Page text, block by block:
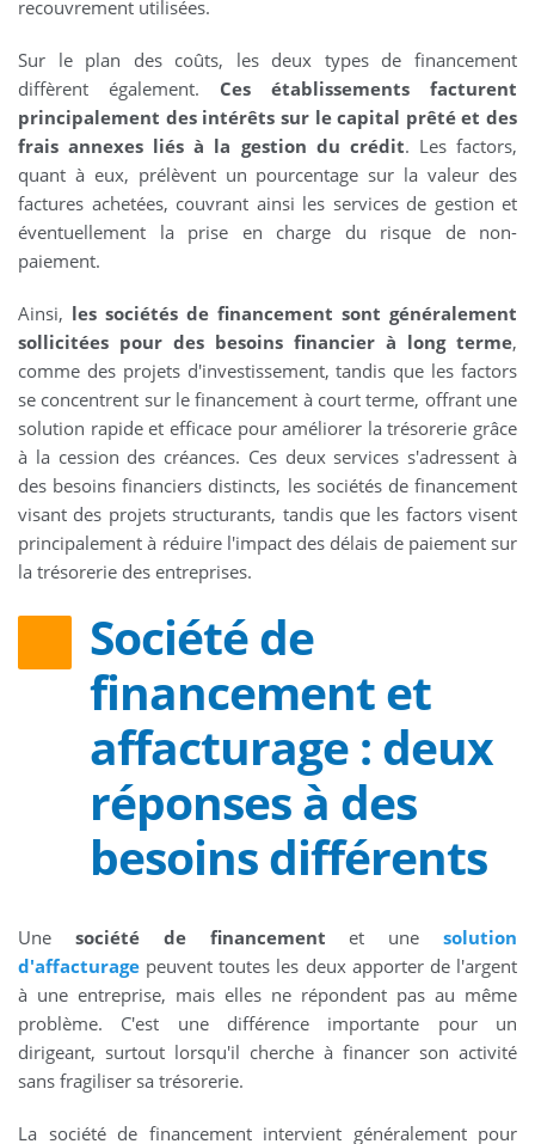
recouvrement utilisées.
Sur le plan des coûts, les deux types de financement
diffèrent également. Ces établissements facturent
principalement des intérêts sur le capital prêté et des
frais annexes liés à la gestion du crédit. Les factors,
quant à eux, prélèvent un pourcentage sur la valeur des
factures achetées, couvrant ainsi les services de gestion et
éventuellement la prise en charge du risque de non-
paiement.
Ainsi, les sociétés de financement sont généralement
sollicitées pour des besoins financier à long terme,
comme des projets d'investissement, tandis que les factors
se concentrent sur le financement à court terme, offrant une
solution rapide et efficace pour améliorer la trésorerie grâce
à la cession des créances. Ces deux services s'adressent à
des besoins financiers distincts, les sociétés de financement
visant des projets structurants, tandis que les factors visent
principalement à réduire l'impact des délais de paiement sur
la trésorerie des entreprises.
Société de
financement et
affacturage : deux
réponses à des
besoins différents
Une société de financement et unesolution
d'affacturage peuvent toutes les deux apporter de l'argent
à une entreprise, mais elles ne répondent pas au même
problème. C'est une différence importante pour un
dirigeant, surtout lorsqu'il cherche à financer son activité
sans fragiliser sa trésorerie.
La société de financement intervient généralement pour